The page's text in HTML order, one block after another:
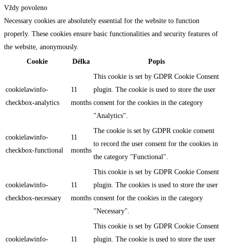
Vždy povoleno
Necessary cookies are absolutely essential for the website to function
properly. These cookies ensure basic functionalities and security features of
the website, anonymously.
Cookie
Délka Popis
cookielawinfo-
checkbox-analytics
11
months
This cookie is set by GDPR Cookie Consent
plugin. The cookie is used to store the user
consent for the cookies in the category
"Analytics".
cookielawinfo-
checkbox-functional
11
months
The cookie is set by GDPR cookie consent
to record the user consent for the cookies in
the category "Functional".
cookielawinfo-
checkbox-necessary
11
months
This cookie is set by GDPR Cookie Consent
plugin. The cookies is used to store the user
consent for the cookies in the category
"Necessary".
cookielawinfo-
11
This cookie is set by GDPR Cookie Consent
plugin. The cookie is used to store the user